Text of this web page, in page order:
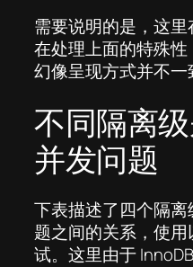
需要说明的是，这里
在处理上面的特殊
幻像呈现方式并不一
不同隔离
并发问题
下表描述了四个隔
题之间的关系，使
试。这里由于